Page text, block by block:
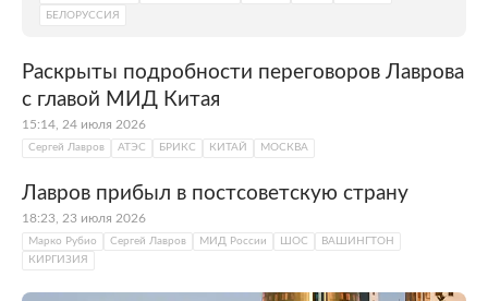
БЕЛОРУССИЯ
Раскрыты подробности переговоров Лаврова
с главой МИД Китая
15:14, 24 июля 2026
Сергей Лавров АТЭС БРИКС КИТАЙ МОСКВА
Лавров прибыл в постсоветскую страну
18:23, 23 июля 2026
Марко Рубио Сергей Лавров МИД России ШОС
ВАШИНГТОН
КИРГИЗИЯ